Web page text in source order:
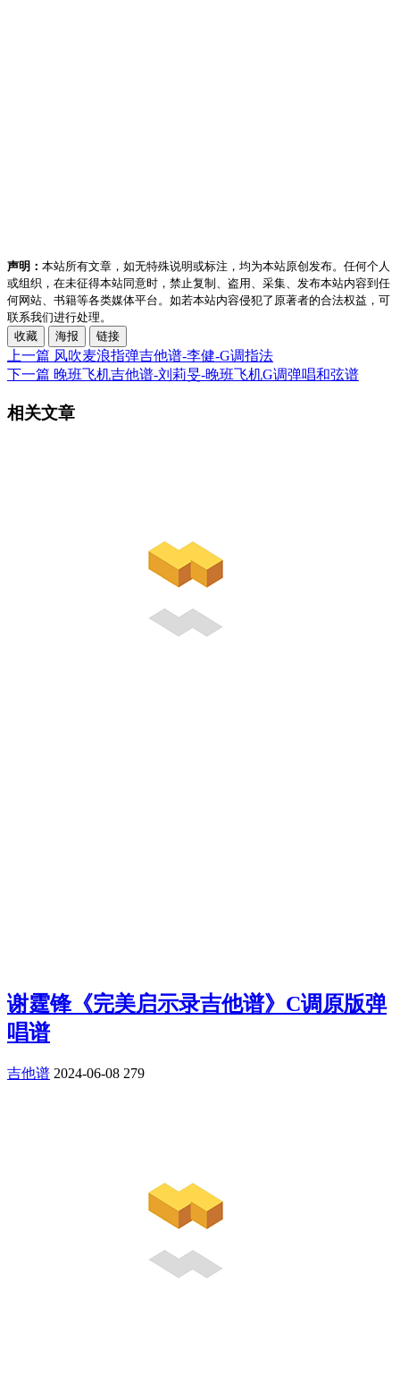
声明： 本站所有文章，如无特殊说明或标注，均为本站原创发布。任何个人
或组织，在未征得本站同意时，禁止复制、盗用、采集、发布本站内容到任
何网站、书籍等各类媒体平台。如若本站内容侵犯了原著者的合法权益，可
联系我们进行处理。
收藏
海报 链接
上一篇 风吹麦浪指弹吉他谱-李健-G调指法
下一篇 晚班飞机吉他谱-刘莉旻-晚班飞机G调弹唱和弦谱
相关文章
谢霆锋《完美启示录吉他谱》C调原版弹
唱谱
吉他谱 2024-06-08 279